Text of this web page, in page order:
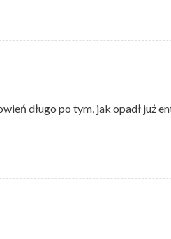
długo po tym, jak opadł już